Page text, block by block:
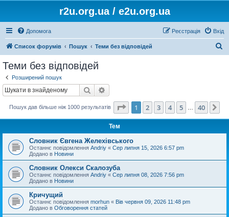
r2u.org.ua / e2u.org.ua
Допомога Вхід
Реєстрація
Список форумів Пошук Теми без відповідей
Теми без відповідей
Розширений пошук
Пошук
Пошук дав більше ніж 1000 результатів Сторінка 1 40
1 2 3 4 5 40
Тем
Словник Євгена Желехівського
Останнє повідомлення Andriy « Сер липня 15, 2026 6:57 pm
Додано в Новини
Словник Олекси Скалозуба
Останнє повідомлення Andriy « Сер липня 08, 2026 7:56 pm
Додано в Новини
Кричущий
Останнє повідомлення morhun « Вів червня 09, 2026 11:48 pm
Додано в Обговорення статей